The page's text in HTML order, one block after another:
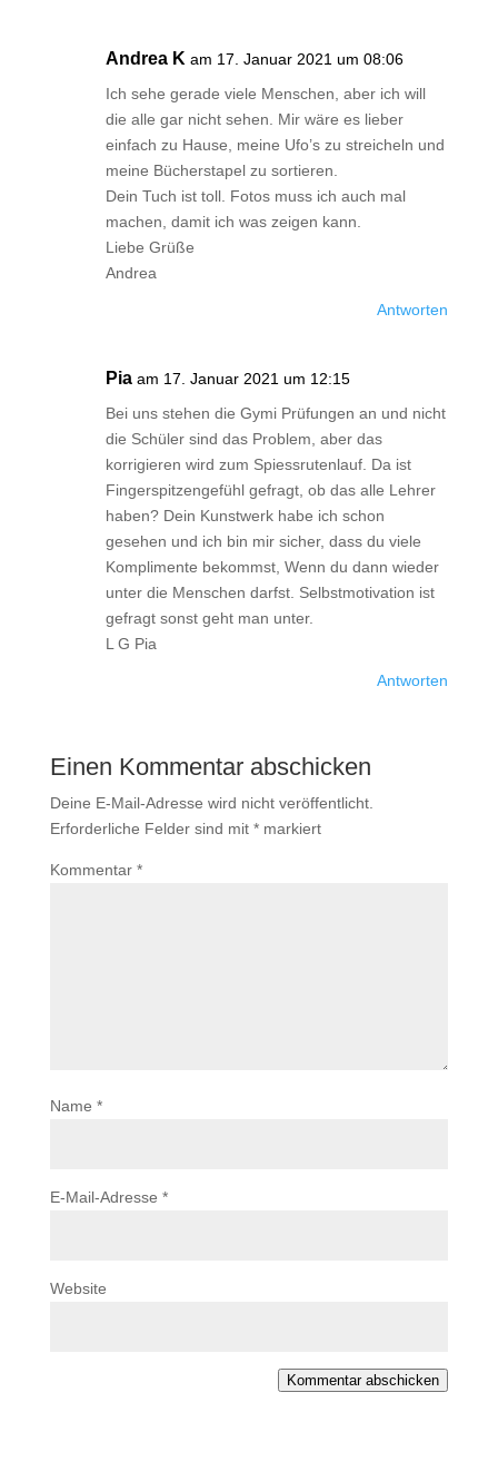
Andrea K am 17. Januar 2021 um 08:06
Ich sehe gerade viele Menschen, aber ich will
die alle gar nicht sehen. Mir wäre es lieber
einfach zu Hause, meine Ufo’s zu streicheln und
meine Bücherstapel zu sortieren.
Dein Tuch ist toll. Fotos muss ich auch mal
machen, damit ich was zeigen kann.
Liebe Grüße
Andrea
Antworten
Pia am 17. Januar 2021 um 12:15
Bei uns stehen die Gymi Prüfungen an und nicht
die Schüler sind das Problem, aber das
korrigieren wird zum Spiessrutenlauf. Da ist
Fingerspitzengefühl gefragt, ob das alle Lehrer
haben? Dein Kunstwerk habe ich schon
gesehen und ich bin mir sicher, dass du viele
Komplimente bekommst, Wenn du dann wieder
unter die Menschen darfst. Selbstmotivation ist
gefragt sonst geht man unter.
L G Pia
Antworten
Einen Kommentar abschicken
Deine E-Mail-Adresse wird nicht veröffentlicht.
Erforderliche Felder sind mit *markiert
Kommentar *
Name *
E-Mail-Adresse *
Website
Kommentar abschicken